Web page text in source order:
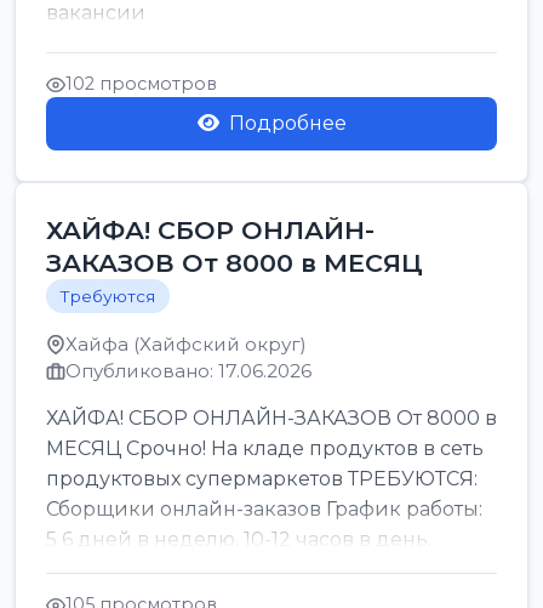
вакансии
102 просмотров
Подробнее
ХАЙФА! СБОР ОНЛАЙН-
ЗАКАЗОВ От 8000 в МЕСЯЦ
Требуются
Хайфа (Хайфский округ)
Опубликовано: 17.06.2026
ХАЙФА! СБОР ОНЛАЙН-ЗАКАЗОВ От 8000 в
МЕСЯЦ Срочно! На кладе продуктов в сеть
продуктовых супермаркетов ТРЕБУЮТСЯ:
Сборщики онлайн-заказов График работы:
5 6 дней в неделю, 10-12 часов в день.
Колле ОП...